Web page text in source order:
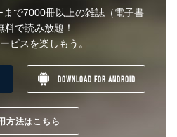
で7000冊以上の雑誌（電子書
料で読み放題！
ビスを楽しもう。
DOWNLOAD FOR ANDROID
方法はこちら